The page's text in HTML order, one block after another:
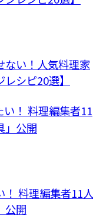
ない！人気料理家
シピ20選】
！ 料理編集者11人
公開